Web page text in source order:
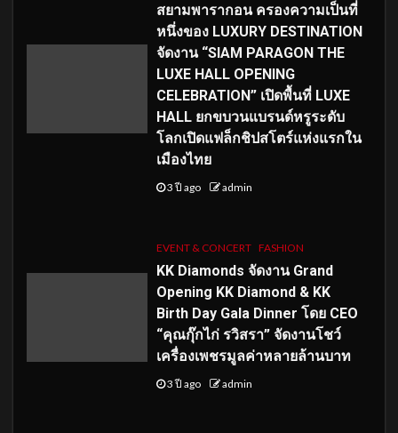
สยามพารากอน ครองความเป็นที่
หนึ่งของ LUXURY DESTINATION
จัดงาน “SIAM PARAGON THE
LUXE HALL OPENING
CELEBRATION” เปิดพื้นที่ LUXE
HALL ยกขบวนแบรนด์หรูระดับ
โลกเปิดแฟล็กชิปสโตร์แห่งแรกใน
เมืองไทย
3 ปี ago admin
EVENT & CONCERT FASHION
KK Diamonds จัดงาน Grand
Opening KK Diamond & KK
Birth Day Gala Dinner โดย CEO
“คุณกุ๊กไก่ รวิสรา” จัดงานโชว์
เครื่องเพชรมูลค่าหลายล้านบาท
3 ปี ago admin